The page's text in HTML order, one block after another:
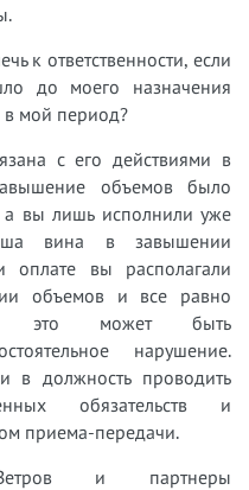
к ответственности, если
до моего назначения
мой период?
с его действиями в
объемов было
вы лишь исполнили уже
вина в завышении
оплате вы располагали
объемов и все равно
это может быть
нарушение.
в должность проводить
обязательств и
приема-передачи.
и партнеры